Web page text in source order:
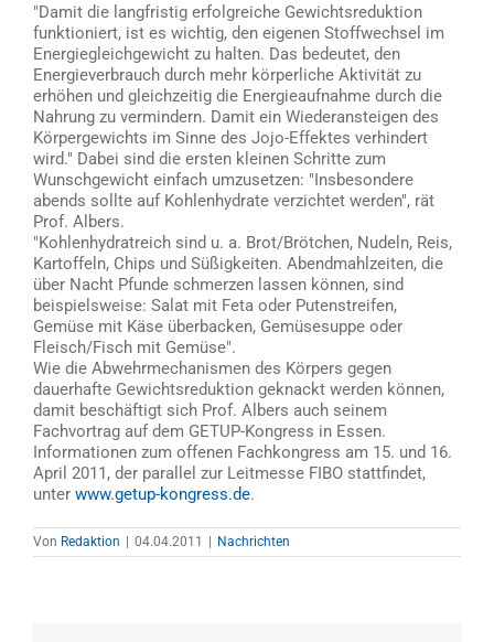
"Damit die langfristig erfolgreiche Gewichtsreduktion
funktioniert, ist es wichtig, den eigenen Stoffwechsel im
Energiegleichgewicht zu halten. Das bedeutet, den
Energieverbrauch durch mehr körperliche Aktivität zu
erhöhen und gleichzeitig die Energieaufnahme durch die
Nahrung zu vermindern. Damit ein Wiederansteigen des
Körpergewichts im Sinne des Jojo-Effektes verhindert
wird." Dabei sind die ersten kleinen Schritte zum
Wunschgewicht einfach umzusetzen: "Insbesondere
abends sollte auf Kohlenhydrate verzichtet werden", rät
Prof. Albers.
"Kohlenhydratreich sind u. a. Brot/Brötchen, Nudeln, Reis,
Kartoffeln, Chips und Süßigkeiten. Abendmahlzeiten, die
über Nacht Pfunde schmerzen lassen können, sind
beispielsweise: Salat mit Feta oder Putenstreifen,
Gemüse mit Käse überbacken, Gemüsesuppe oder
Fleisch/Fisch mit Gemüse".
Wie die Abwehrmechanismen des Körpers gegen
dauerhafte Gewichtsreduktion geknackt werden können,
damit beschäftigt sich Prof. Albers auch seinem
Fachvortrag auf dem GETUP-Kongress in Essen.
Informationen zum offenen Fachkongress am 15. und 16.
April 2011, der parallel zur Leitmesse FIBO stattfindet,
unter www.getup-kongress.de.
Von Redaktion | 04.04.2011 | Nachrichten